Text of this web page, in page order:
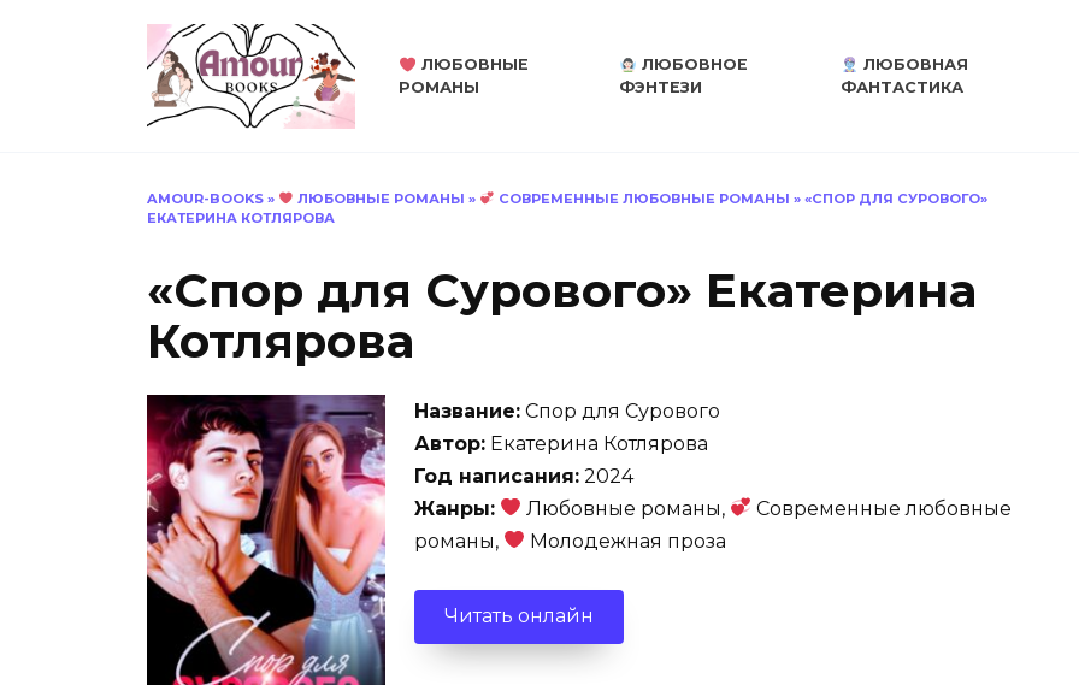
ЛЮБОВНЫЕ
РОМАНЫ
ЛЮБОВНОЕ
ФЭНТЕЗИ
ЛЮБОВНАЯ
ФАНТАСТИКА
AMOUR-BOOKS » ЛЮБОВНЫЕ РОМАНЫ » СОВРЕМЕННЫЕ ЛЮБОВНЫЕ РОМАНЫ » «СПОР ДЛЯ СУРОВОГО»
ЕКАТЕРИНА КОТЛЯРОВА
«Спор для Сурового» Екатерина
Котлярова
Название: Спор для Сурового
Автор: Екатерина Котлярова
Год написания: 2024
Жанры:
Любовные романы,
Современные любовные
романы,
Молодежная проза
Читать онлайн